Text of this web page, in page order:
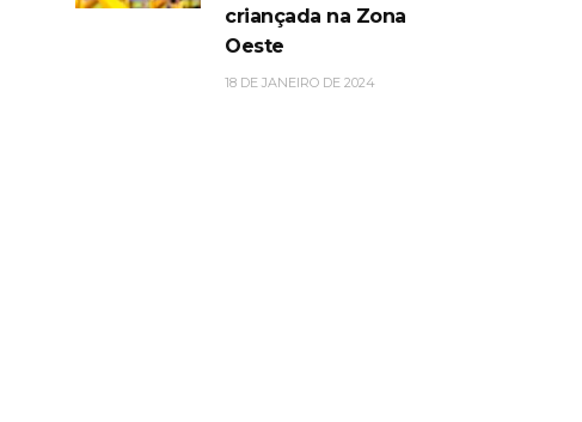
criançada na Zona
Oeste
18 DE JANEIRO DE 2024